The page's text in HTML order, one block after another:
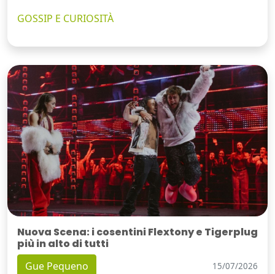
GOSSIP E CURIOSITÀ
Nuova Scena: i cosentini Flextony e Tigerplug
più in alto di tutti
Gue Pequeno 15/07/2026